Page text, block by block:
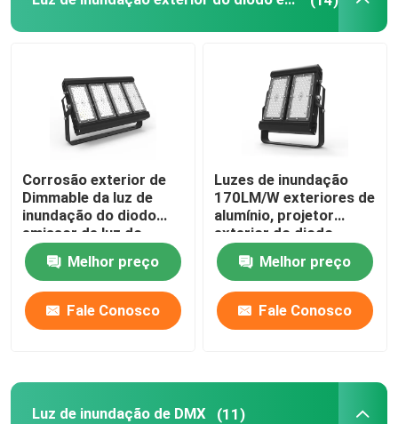
Corrosão exterior de
Dimmable da luz de
inundação do diodo
emissor de luz do
quintal IP65 anti
Melhor preço
Fale Conosco
Luzes de inundação
170LM/W exteriores de
alumínio, projetor
exterior do diodo
emissor de luz de
MultisceneMelhor preço
Fale Conosco
Luz de inundação de DMX (11)